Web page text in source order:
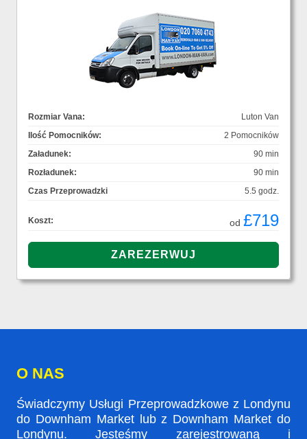
Rozmiar Vana:
Luton Van
Ilość Pomocników:
2 Pomocników
Załadunek:
90 min
Rozładunek:
90 min
Czas Przeprowadzki
5.5 godz.
Koszt: od £719
O NAS
Świadczymy Usługi Przeprowadzkowe z Londynu
do Downham Market lub z Downham Market do
Londynu. Jesteśmy zarejestrowaną i